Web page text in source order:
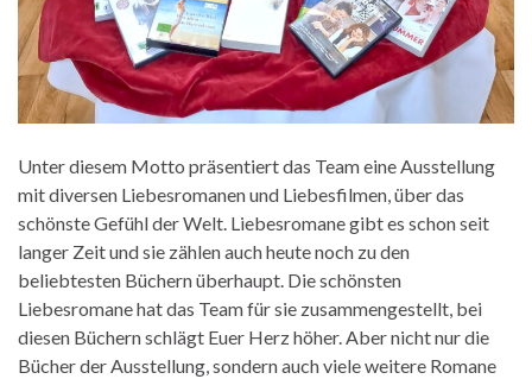
Unter diesem Motto präsentiert das Team eine Ausstellung
mit diversen Liebesromanen und Liebesfilmen, über das
schönste Gefühl der Welt. Liebesromane gibt es schon seit
langer Zeit und sie zählen auch heute noch zu den
beliebtesten Büchern überhaupt. Die schönsten
Liebesromane hat das Team für sie zusammengestellt, bei
diesen Büchern schlägt Euer Herz höher. Aber nicht nur die
Bücher der Ausstellung, sondern auch viele weitere Romane